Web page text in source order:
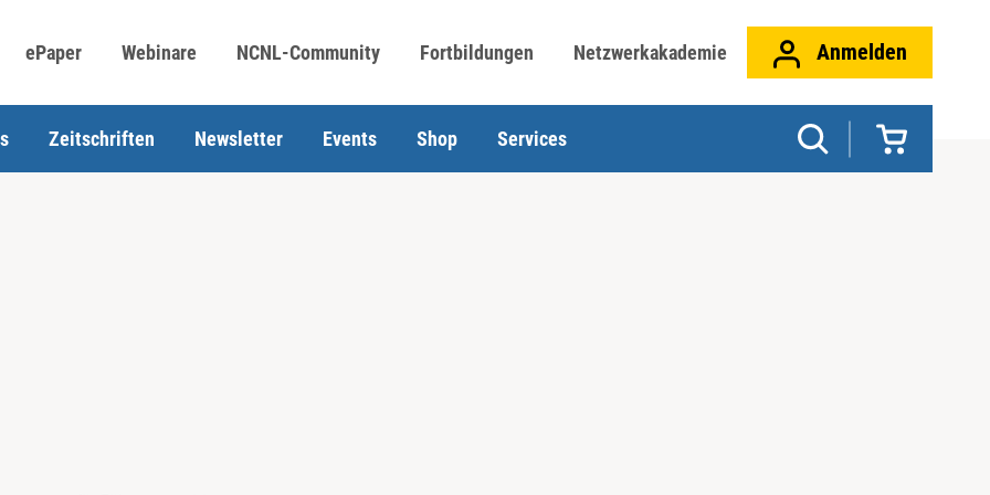
ePaper Webinare NCNL-Community Fortbildungen Netzwerkakademie Anmelden
Zeitschriften Newsletter Events Shop Services